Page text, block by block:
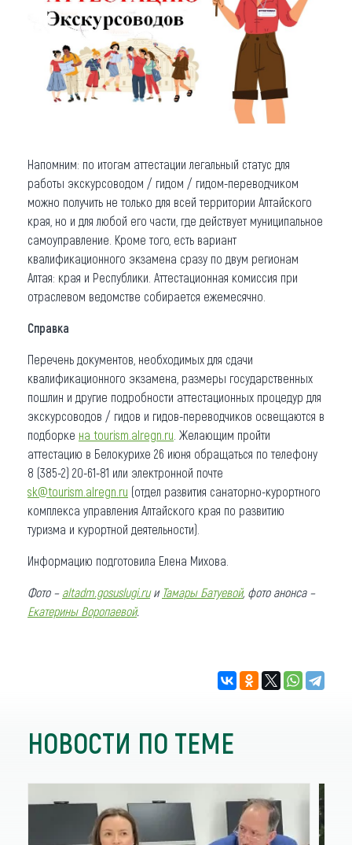
Напомним: по итогам аттестации легальный статус для
работы экскурсоводом / гидом / гидом-переводчиком
можно получить не только для всей территории Алтайского
края, но и для любой его части, где действует муниципальное
самоуправление. Кроме того, есть вариант
квалификационного экзамена сразу по двум регионам
Алтая: края и Республики. Аттестационная комиссия при
отраслевом ведомстве собирается ежемесячно.
Справка
Перечень документов, необходимых для сдачи
квалификационного экзамена, размеры государственных
пошлин и другие подробности аттестационных процедур для
экскурсоводов / гидов и гидов-переводчиков освещаются в
подборке на tourism.alregn.ru . Желающим пройти
аттестацию в Белокурихе 26 июня обращаться по телефону
8 (385-2) 20-61-81 или электронной почте
sk@tourism.alregn.ru (отдел развития санаторно-курортного
комплекса управления Алтайского края по развитию
туризма и курортной деятельности).
Информацию подготовила Елена Михова.
Фото – altadm.gosuslugi.ruи Тамары Батуевой, фото анонса –
Екатерины Воропаевой.
НОВОСТИ ПО ТЕМЕ